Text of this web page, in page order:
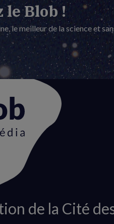
le Blob !
le meilleur de la science et
de la Cité